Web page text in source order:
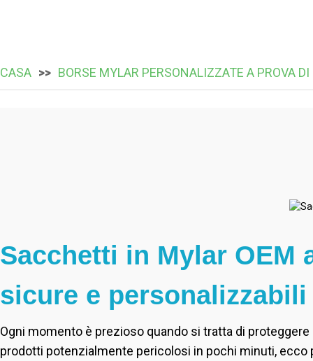
CASA BORSE MYLAR PERSONALIZZATE A PROVA
Sacchetti in Mylar OEM
sicure e
Ogni momento è prezioso quando si tratta di
prodotti potenzialmente pericolosi in pochi minuti, ecco